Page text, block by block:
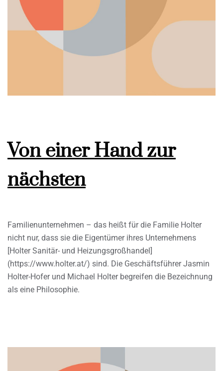
Von einer Hand zur
nächsten
Familienunternehmen – das heißt für die Familie Holter
nicht nur, dass sie die Eigentümer ihres Unternehmens
[Holter Sanitär- und Heizungsgroßhandel]
(https://www.holter.at/) sind. Die Geschäftsführer Jasmin
Holter-Hofer und Michael Holter begreifen die Bezeichnung
als eine Philosophie.